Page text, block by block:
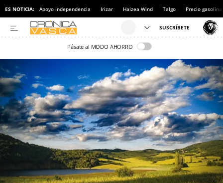
ES NOTICIA: Apoyo independencia Irizar Haizea Wind Talgo Precio gasolina
Pásate al MODO AHORRO